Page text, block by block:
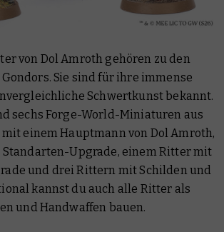
von Dol Amroth gehören zu den
Sie sind für ihre immense
Schwertkunst bekannt.
sechs Forge-World-Miniaturen aus
einem Hauptmann von Dol Amroth,
Upgrade, einem Ritter mit
und drei Rittern mit Schilden und
kannst du auch alle Ritter als
und Handwaffen bauen.